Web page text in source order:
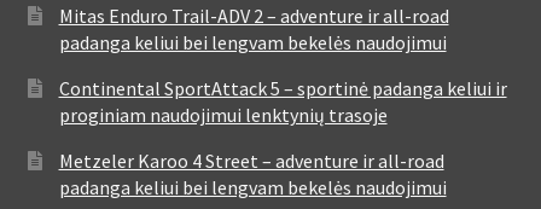
Mitas Enduro Trail-ADV 2 – adventure ir all-road
padanga keliui bei lengvam bekelės naudojimui
Continental SportAttack 5 – sportinė padanga keliui ir
proginiam naudojimui lenktynių trasoje
Metzeler Karoo 4 Street – adventure ir all-road
padanga keliui bei lengvam bekelės naudojimui